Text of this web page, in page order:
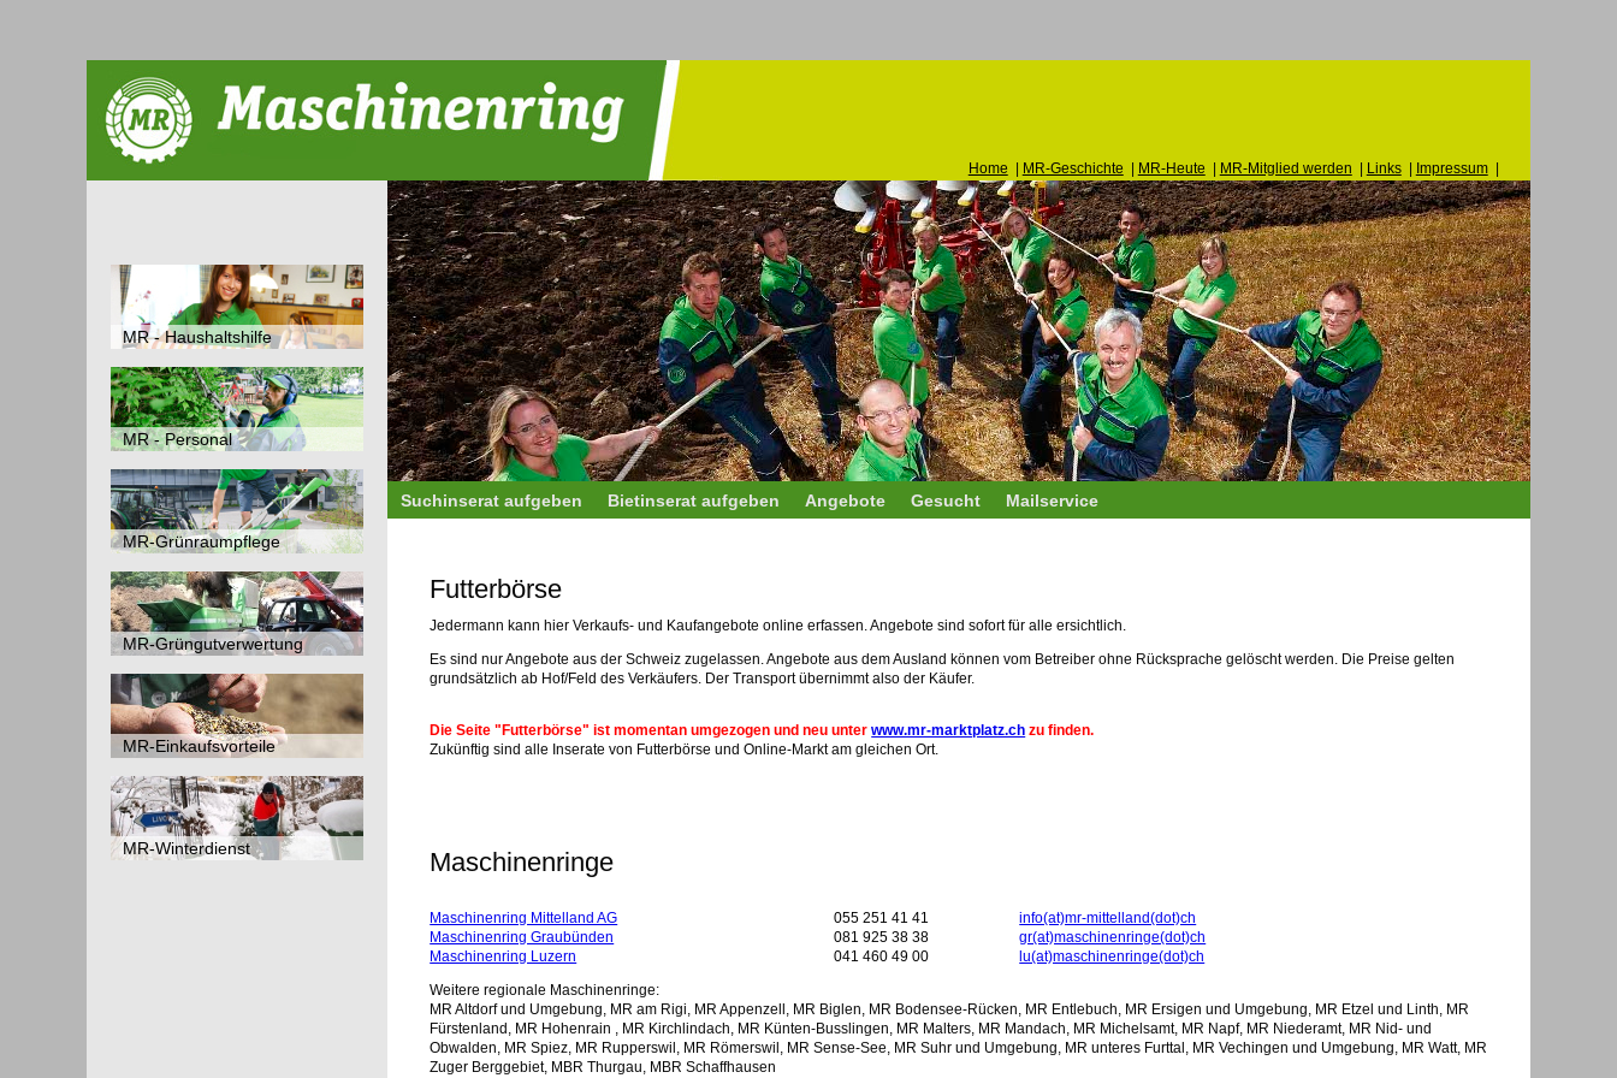
Home MR-Geschichte MR-Heute MR-Mitglied werden Links| Impressum|
MR - Haushaltshilfe
MR - Personal
MR-Grünraumpflege
MR-Grüngutverwertung
MR-Einkaufsvorteile
MR-Winterdienst
Suchinserat aufgeben Bietinserat aufgeben Angebote Gesucht Mailservice
Futterbörse
Jedermann kann hier Verkaufs- und Kaufangebote online erfassen. Angebote sind sofort für alle ersichtlich.
Es sind nur Angebote aus der Schweiz zugelassen. Angebote aus dem Ausland können vom Betreiber ohne Rücksprache gelöscht werden. Die Preise gelten
grundsätzlich ab Hof/Feld des Verkäufers. Der Transport übernimmt also der Käufer.
Die Seite "Futterbörse" ist momentan umgezogen und neu unterwww.mr-marktplatz.ch zu finden.
Zukünftig sind alle Inserate von Futterbörse und Online-Markt am gleichen Ort.
Maschinenringe
Maschinenring Mittelland AG 055 251 41 41
info(at)mr-mittelland(dot)ch
Maschinenring Graubünden
081 925 38 38
gr(at)maschinenringe(dot)ch
Maschinenring Luzern
041 460 49 00
lu(at)maschinenringe(dot)ch
Weitere regionale Maschinenringe:
MR Altdorf und Umgebung, MR am Rigi, MR Appenzell, MR Biglen, MR Bodensee-Rücken, MR Entlebuch, MR Ersigen und Umgebung, MR Etzel und Linth, MR
Fürstenland, MR Hohenrain , MR Kirchlindach, MR Künten-Busslingen, MR Malters, MR Mandach, MR Michelsamt, MR Napf, MR Niederamt, MR Nid- und
Obwalden, MR Spiez, MR Rupperswil, MR Römerswil, MR Sense-See, MR Suhr und Umgebung, MR unteres Furttal, MR Vechingen und Umgebung, MR Watt, MR
Zuger Berggebiet, MBR Thurgau, MBR Schaffhausen